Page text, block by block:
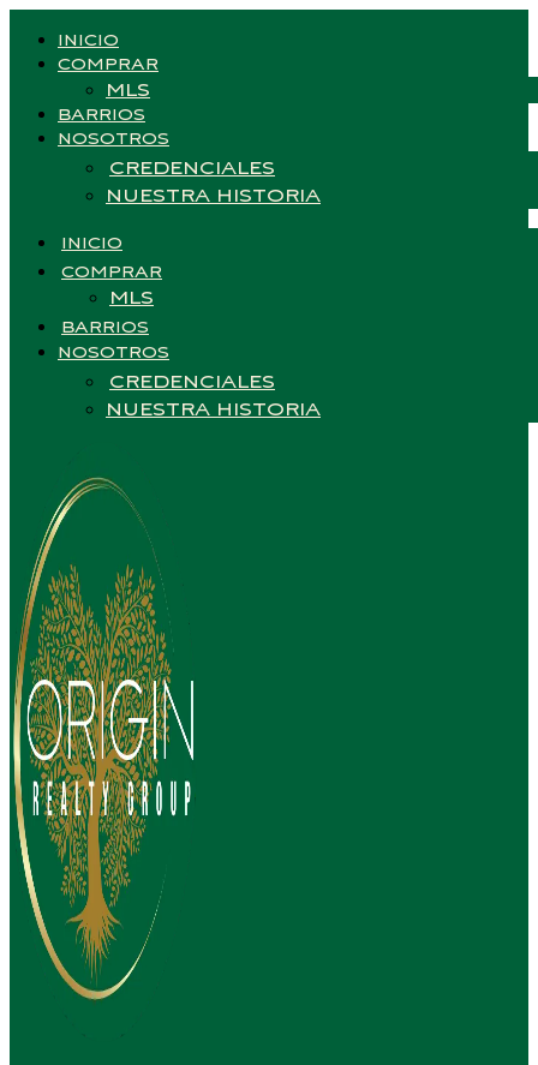
INICIO
COMPRAR
MLS
BARRIOS
NOSOTROS
CREDENCIALES
NUESTRA HISTORIA
INICIO
COMPRAR
MLS
BARRIOS
NOSOTROS
CREDENCIALES
NUESTRA HISTORIA